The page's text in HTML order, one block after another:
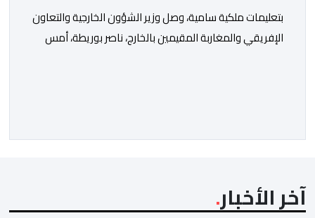
بتعليمات ملكية سامية، وصل وزير الشؤون الخارجية والتعاون
الإفريقي والمغاربة المقيمين بالخارج، ناصر بوريطة، أمس
تورو، وعمدة سانتياغو دي كالي، السيد ألفارو أليخاندرو […]
آخر الأخبار